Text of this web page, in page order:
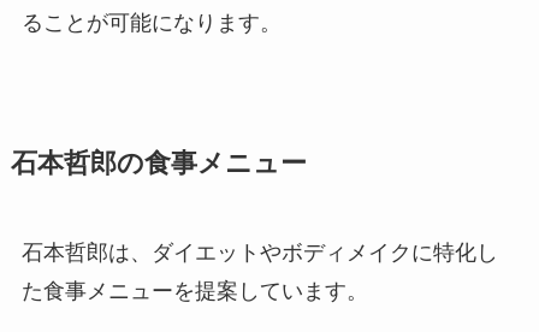
ることが可能になります。
石本哲郎の食事メニュー
石本哲郎は、ダイエットやボディメイクに特化し
た食事メニューを提案しています。